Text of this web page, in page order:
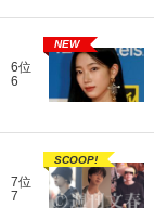
6位
6
NEW
7位
7
SCOOP!